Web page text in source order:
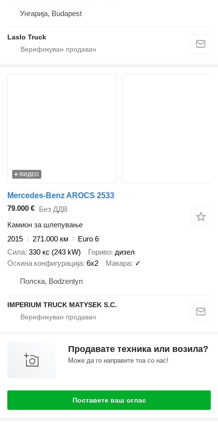
Унгарија, Budapest
Laslo Truck
ВИДЕО
Mercedes-Benz AROCS 2533
79.000 € Без ДДВ
Камион за шлепување
2015
271.000 км
Euro 6
Сила 330 кс (243 kW) Гориво дизел
Оскина конфигурација 6x2 Макара ✓
Полска, Bodzentyn
IMPERIUM TRUCK MATYSEK S.C.
Продавате техника или возила?
Може да го направите тоа со нас!
Поставете ваш оглас